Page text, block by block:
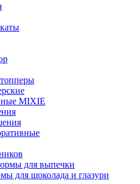
MIXIE
для выпечки
для шоколада и глазури